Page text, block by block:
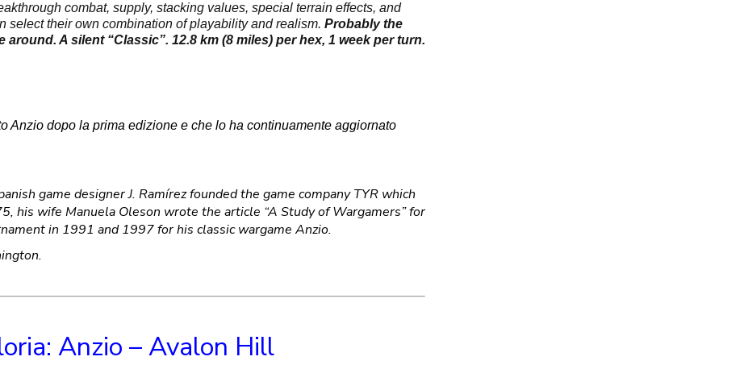
combat, supply, stacking values, special terrain effects, and
select their own combination of playability and realism. Probably the
A silent “Classic”. 12.8 km (8 miles) per hex, 1 week per turn.
Anzio dopo la prima edizione e che lo ha continuamente aggiornato
game designer J. Ramírez founded the game company TYR which
his wife Manuela Oleson wrote the article “A Study of Wargamers” for
in 1991 and 1997 for his classic wargame Anzio.
Anzio – Avalon Hill